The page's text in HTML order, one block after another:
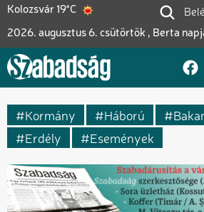
Ugrás
tartalomra
Kolozsvár 19°C
2026. augusztus 6. csütörtök , Berta
Kormány Háború
Erdély
Események